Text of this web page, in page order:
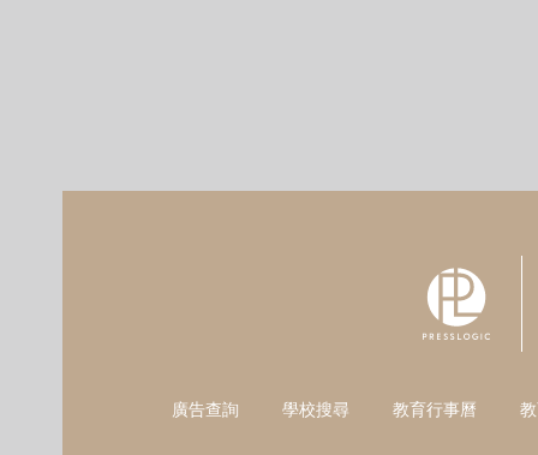
廣告查詢 學校搜尋 教育行事曆